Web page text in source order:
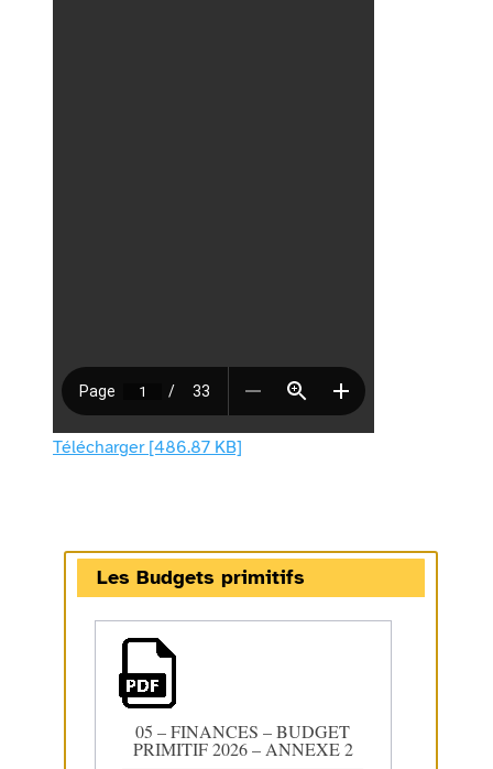
Télécharger [486.87 KB]
Les Budgets primitifs
05 – FINANCES – BUDGET
PRIMITIF 2026 – ANNEXE 2